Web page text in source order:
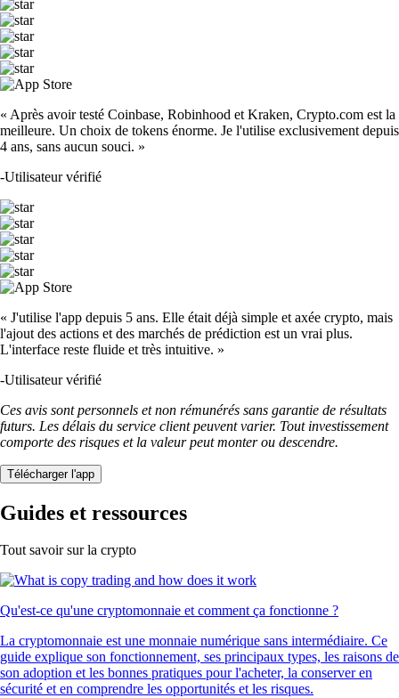
« Après avoir testé Coinbase, Robinhood et Kraken, Crypto.com est la
meilleure. Un choix de tokens énorme. Je l'utilise exclusivement depuis
4 ans, sans aucun souci. »
-Utilisateur vérifié
« J'utilise l'app depuis 5 ans. Elle était déjà simple et axée crypto, mais
l'ajout des actions et des marchés de prédiction est un vrai plus.
L'interface reste fluide et très intuitive. »
-Utilisateur vérifié
Ces avis sont personnels et non rémunérés sans garantie de résultats
futurs. Les délais du service client peuvent varier. Tout investissement
comporte des risques et la valeur peut monter ou descendre.
Télécharger l'app
Guides et ressources
Tout savoir sur la crypto
Qu'est-ce qu'une cryptomonnaie et comment ça fonctionne ?
La cryptomonnaie est une monnaie numérique sans intermédiaire. Ce
guide explique son fonctionnement, ses principaux types, les raisons de
son adoption et les bonnes pratiques pour l'acheter, la conserver en
sécurité et en comprendre les opportunités et les risques.